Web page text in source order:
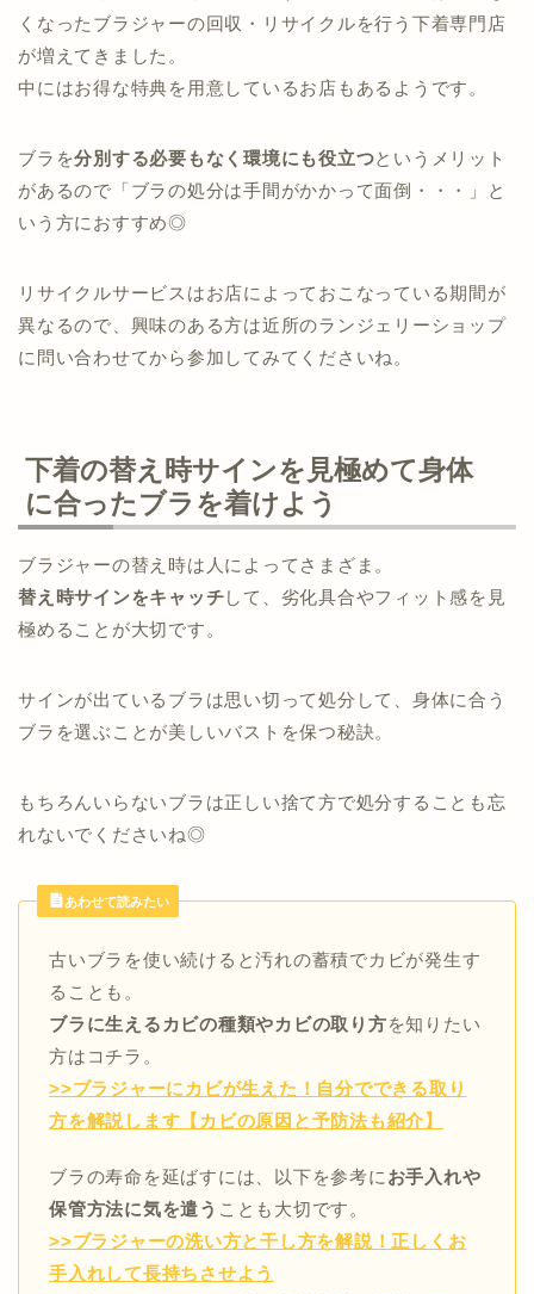
くなったブラジャーの回収・リサイクルを行う下着専門店
が増えてきました。
中にはお得な特典を用意しているお店もあるようです。
ブラを分別する必要もなく環境にも役立つというメリット
があるので 「ブラの処分は手間がかかって面倒・・・」と
いう方におすすめ◎
リサイクルサービスはお店によっておこなっている期間が
異なるので、興味のある方は近所のランジェリーショップ
に問い合わせてから参加してみてくださいね。
下着の替え時サインを見極めて身体
に合ったブラを着けよう
ブラジャーの替え時は人によってさまざま。
替え時サインをキャッチして、劣化具合やフィット感を見
極めることが大切です。
サインが出ているブラは思い切って処分して、身体に合う
ブラを選ぶことが美しいバストを保つ秘訣。
もちろんいらないブラは正しい捨て方で処分することも忘
れないでくださいね◎
あわせて読みたい
古いブラを使い続けると汚れの蓄積でカビが発生す
ることも。
ブラに生えるカビの種類やカビの取り方を知りたい
方はコチラ。
>>ブラジャーにカビが生えた！自分でできる取り
方を解説します【カビの原因と予防法も紹介】
ブラの寿命を延ばすには、以下を参考に お手入れや
保管方法に気を遣う ことも大切です。
>>ブラジャーの洗い方と干し方を解説！正しくお
手入れして長持ちさせよう